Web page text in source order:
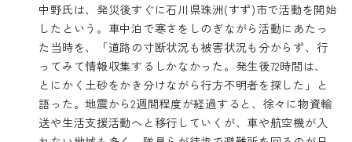
中野氏は、発災後すぐに石川県珠洲(すず)市で活動を開始
したという。車中泊で寒さをしのぎながら活動にあたっ
た当時を、「道路の寸断状況も被害状況も分からず、行
ってみて情報収集するしかなかった。発生後72時間は、
とにかく土砂をかき分けながら行方不明者を探した」と
語った。地震から2週間程度が経過すると、徐々に物資輸
送や生活支援活動へと移行していくが、車や航空機が入